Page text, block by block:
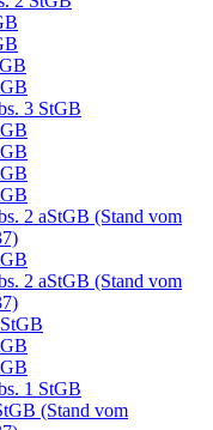
3 StGB
2 aStGB (Stand vom
2 aStGB (Stand vom
1 StGB
(Stand vom